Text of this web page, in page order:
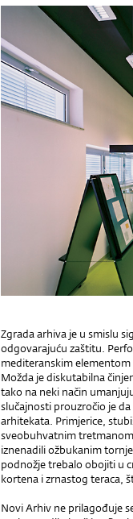
Zgrada arhiva je u smislu
odgovarajuću zaštitu.
mediteranskim
Možda je diskutabilna
tako na neki način
slučajnosti prouzročio je
arhitekata. Primjerice,
sveobuhvatnim
iznenadili ožbukanim
podnožje trebalo obojiti u
kortena i zrnastog teraca,
Novi Arhiv ne prilagođuje